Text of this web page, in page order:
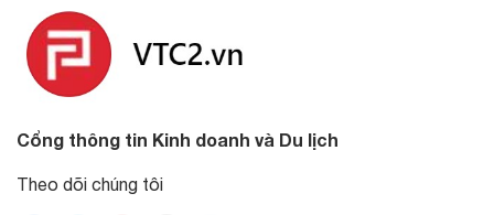
Cổng thông tin Kinh doanh và Du lịch
Theo dõi chúng tôi